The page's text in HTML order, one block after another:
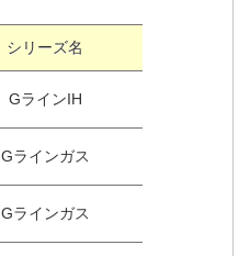
シリーズ名
GラインIH
Gラインガス
Gラインガス